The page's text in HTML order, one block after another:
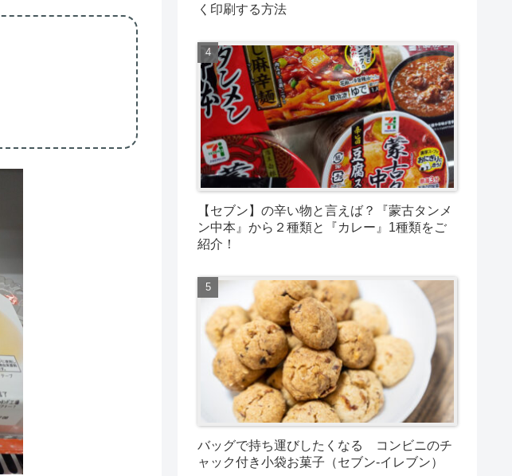
く印刷する方法
【セブン】の辛い物と言えば？『蒙古タンメ
ン中本』から２種類と『カレー』1種類をご
紹介！
バッグで持ち運びしたくなる コンビニのチ
ャック付き小袋お菓子（セブン-イレブン）